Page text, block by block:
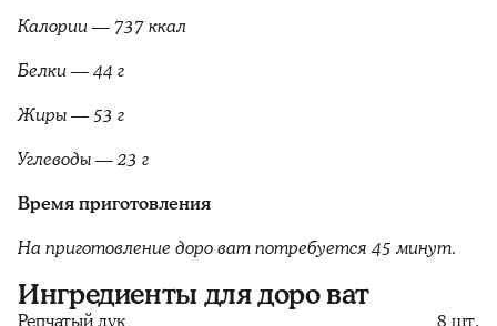
Калории — 737 ккал
Белки — 44 г
Жиры — 53 г
Углеводы — 23 г
Время приготовления
На приготовление доро ват потребуется 45 минут.
Ингредиенты для доро ват